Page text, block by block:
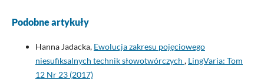
Podobne artykuły
Hanna Jadacka, Ewolucja zakresu pojęciowego
niesufiksalnych technik słowotwórczych , LingVaria: Tom
12 Nr 23 (2017)